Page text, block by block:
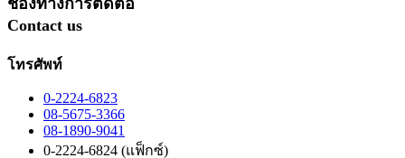
Contact us
โทรศัพท์
0-2224-6823
08-5675-3366
08-1890-9041
0-2224-6824 (แฟ็กซ์)